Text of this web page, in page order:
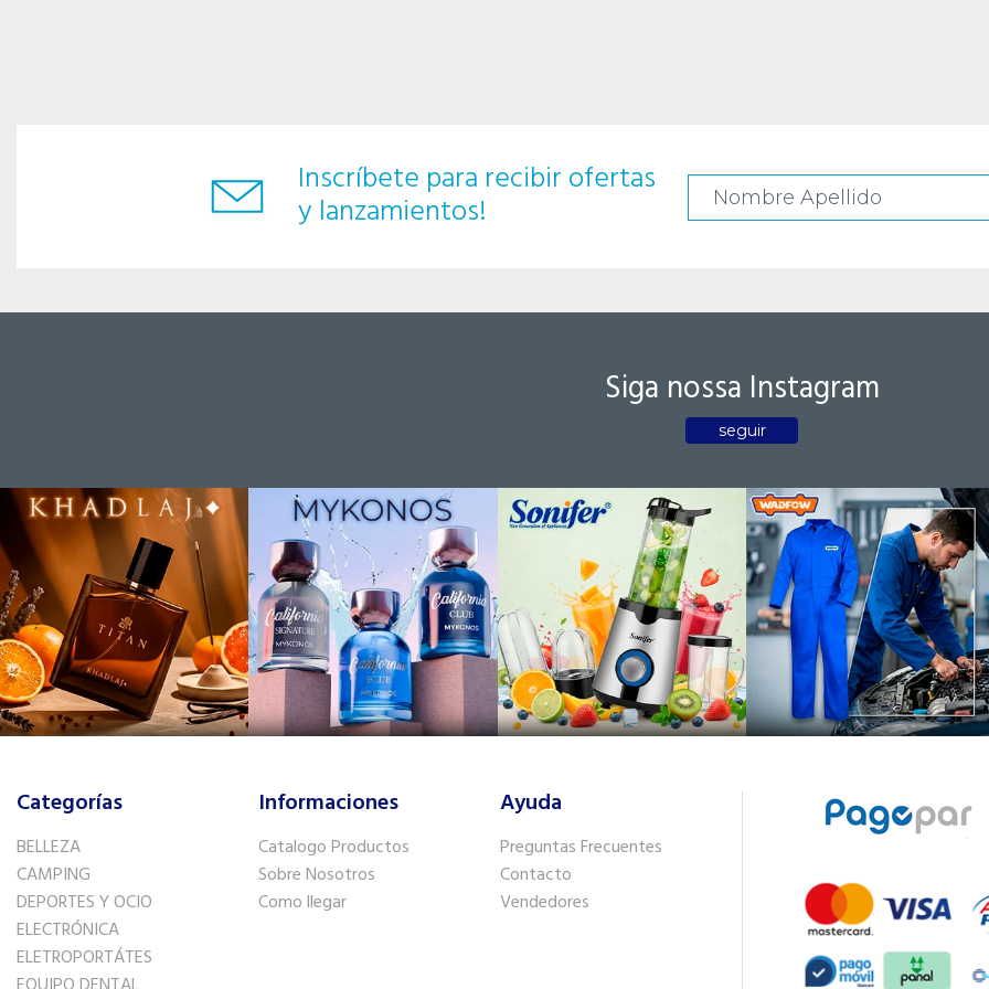
Inscríbete para recibir ofertas
y lanzamientos!
Siga nossa Instagram
seguir
Categorías
BELLEZA
CAMPING
DEPORTES Y OCIO
ELECTRÓNICA
ELETROPORTÁTES
Informaciones
Catalogo Productos
Sobre Nosotros
Como llegar
Ayuda
Preguntas Frecuentes
Contacto
Vendedores